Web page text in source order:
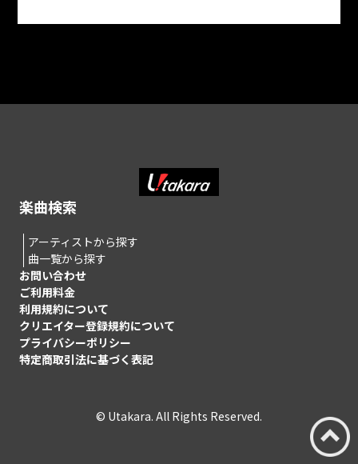
楽曲検索
アーティストから探す
曲一覧から探す
お問い合わせ
ご利用料金
利用規約について
クリエイター登録規約について
プライバシーポリシー
特定商取引法に基づく表記
© Utakara. All Rights Reserved.